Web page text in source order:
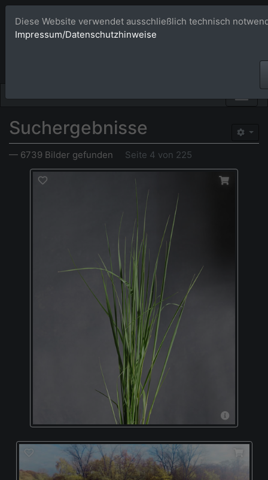
Bildagentur
Suchergebnisse
— 6739 Bilder gefunden Seite 4 von 225
Diese Website verwendet ausschließlich technisch
Impressum/Datenschutzhinweise